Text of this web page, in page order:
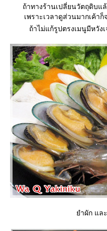
ถ้าทางร้านเปลี่ยนวัตถุดิบแ
เพราะเวลาดูส่วนมากเค้า
ถ้าไม่แก้รูปตรงเมนูมีหวัง
ำผัก และ